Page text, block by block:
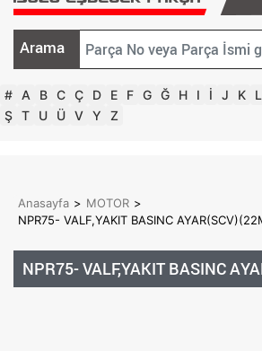
Arama
# A B C Ç D E F G Ğ H I İ J K L
Ş T U Ü V Y Z
Anasayfa > MOTOR >
NPR75- VALF,YAKIT BASINC
NPR75- VALF,YAKIT BASINC